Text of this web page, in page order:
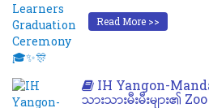
Read More >>
IH Yangon-
သားသားမီးမီးများ၏